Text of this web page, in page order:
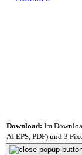
Download: Im
AI EPS, PDF) und 3